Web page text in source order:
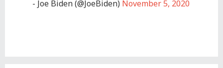
- Joe Biden (@JoeBiden) November 5, 2020